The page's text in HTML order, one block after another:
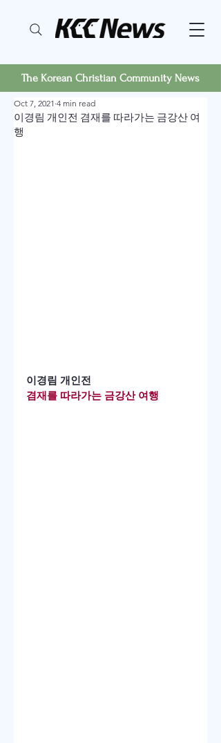
The Korean Christian Community News
이경림 개인전 겸재를 따라가는 금강산 여
행
Oct 7, 2021 4 min read
이경림 개인전
겸재를 따라가는 금강산 여행